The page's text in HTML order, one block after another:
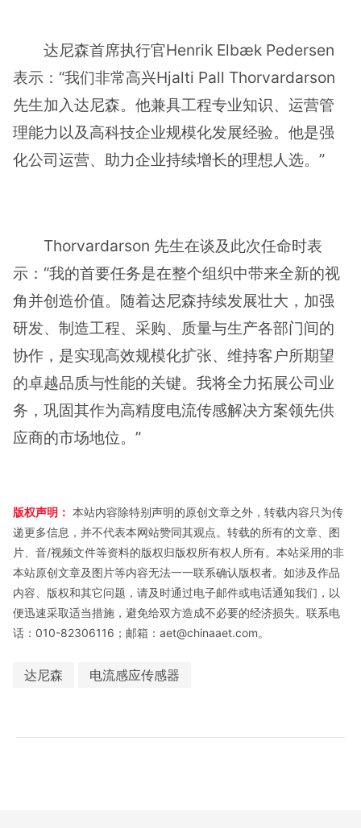
达尼森首席执行官Henrik Elbæk Pedersen
表示：“我们非常高兴Hjalti Pall Thorvardarson
先生加入达尼森。他兼具工程专业知识、运营管
理能力以及高科技企业规模化发展经验。他是强
化公司运营、助力企业持续增长的理想人选。”
Thorvardarson 先生在谈及此次任命时表
示：“我的首要任务是在整个组织中带来全新的视
角并创造价值。随着达尼森持续发展壮大，加强
研发、制造工程、采购、质量与生产各部门间的
协作，是实现高效规模化扩张、维持客户所期望
的卓越品质与性能的关键。我将全力拓展公司业
务，巩固其作为高精度电流传感解决方案领先供
应商的市场地位。”
版权声明： 本站内容除特别声明的原创文章之外，转载内容只为传
递更多信息，并不代表本网站赞同其观点。转载的所有的文章、图
片、音/视频文件等资料的版权归版权所有权人所有。本站采用的非
本站原创文章及图片等内容无法一一联系确认版权者。如涉及作品
内容、版权和其它问题，请及时通过电子邮件或电话通知我们，以
便迅速采取适当措施，避免给双方造成不必要的经济损失。联系电
话：010-82306116；邮箱：aet@chinaaet.com。
达尼森 电流感应传感器